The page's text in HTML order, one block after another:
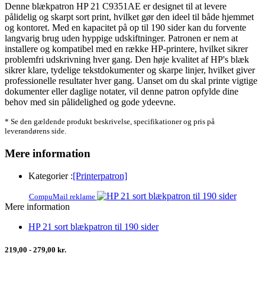
Denne blækpatron HP 21 C9351AE er designet til at levere
pålidelig og skarpt sort print, hvilket gør den ideel til både hjemmet
og kontoret. Med en kapacitet på op til 190 sider kan du forvente
langvarig brug uden hyppige udskiftninger. Patronen er nem at
installere og kompatibel med en række HP-printere, hvilket sikrer
problemfri udskrivning hver gang. Den høje kvalitet af HP's blæk
sikrer klare, tydelige tekstdokumenter og skarpe linjer, hvilket giver
professionelle resultater hver gang. Uanset om du skal printe vigtige
dokumenter eller daglige notater, vil denne patron opfylde dine
behov med sin pålidelighed og gode ydeevne.
* Se den gældende produkt beskrivelse, specifikationer og pris på
leverandørens side.
Mere information
Kategorier :[Printerpatron]
CompuMail reklame
Mere information
HP 21 sort blækpatron til 190 sider
219,00 - 279,00 kr.